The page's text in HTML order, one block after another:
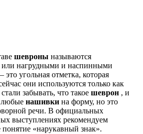
шевроны называются
нагрудными и наспинными
угольная отметка, которая
они используются только как
забывать, что такое шеврон , и
любые нашивки на форму, но это
речи. В официальных
выступлениях рекомендуем
понятие «нарукавный знак».